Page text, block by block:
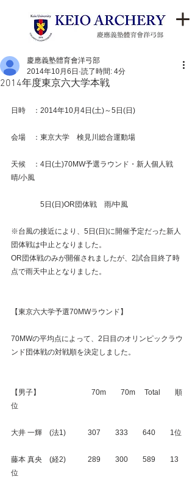
2014年度東京六大学本戦
慶應義塾體育會洋弓部
2014年10月6日 読了時間: 4分
日時　：2014年10月4日(土)～5日(日)
会場　：東京大学　検見川総合運動場
天候　：4日(土)70MW予選ラウンド・新人個人戦
晴/小風
5日(日)OR団体戦　雨/中風
※台風の接近により、5日(日)に開催予定だった新人
団体戦は中止となりました。
OR団体戦のみが開催されましたが、2試合目終了時
点で雨天中止となりました。
【東京六大学予選70MWラウンド】
70MWの平均点によって、2日目のオリンピックラウ
ンド団体戦の対戦順を決定しました。
【男子】　　　　　　　70m　　70m　 Total　　順
位
大井 一輝　(法1)　　　307　　333　　640　　1位
藤本 真央　(経2)　　　289　　300　　589　　13
位